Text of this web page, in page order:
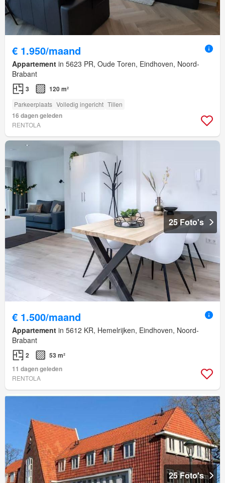
€ 1.950/maand
Appartement in 5623 PR, Oude Toren, Eindhoven, Noord-
Brabant
3 120 m²
Parkeerplaats Volledig ingericht Tillen
16 dagen geleden
RENTOLA
25 Foto's
€ 1.500/maand
Appartement in 5612 KR, Hemelrijken, Eindhoven, Noord-
Brabant
2
53 m²
11 dagen geleden
RENTOLA
25 Foto's